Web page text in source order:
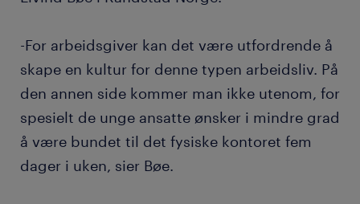
-For arbeidsgiver kan det være utfordrende å
skape en kultur for denne typen arbeidsliv. På
den annen side kommer man ikke utenom, for
spesielt de unge ansatte ønsker i mindre grad
å være bundet til det fysiske kontoret fem
dager i uken, sier Bøe.